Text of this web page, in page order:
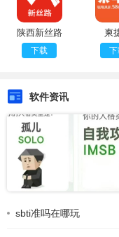
陕西新丝路
下载
柬
软件资讯
sbti准吗在哪玩